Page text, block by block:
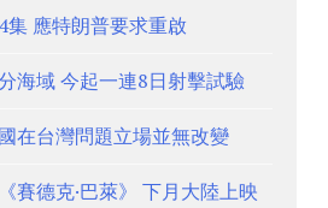
集 應特朗普要求重啟
海域 今起一連8日射擊試驗
在台灣問題立場並無改變
賽德克·巴萊》 下月大陸上映